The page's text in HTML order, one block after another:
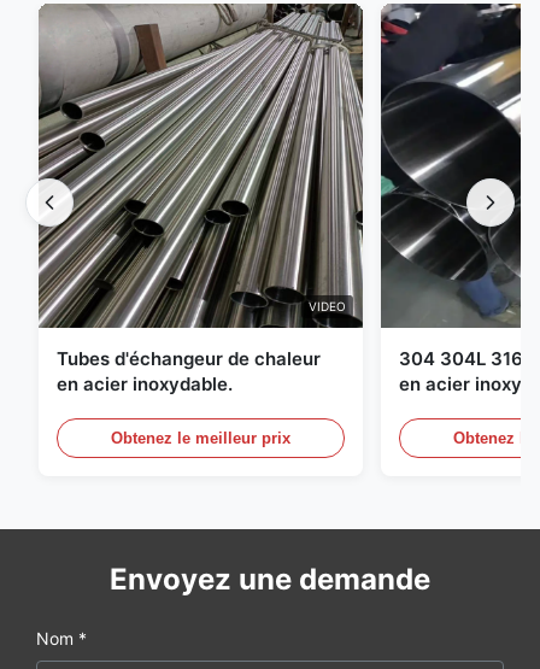
VIDEO
Tubes d'échangeur de chaleur
en acier inoxydable.
Obtenez le meilleur prix
304 304L 316
en acier
Obtenez
Envoyez une demande
Nom *